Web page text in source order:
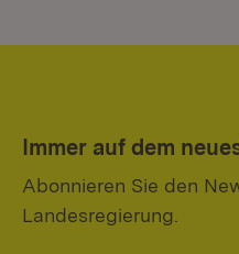
Immer auf dem
Abonnieren Sie den
Landesregierung.